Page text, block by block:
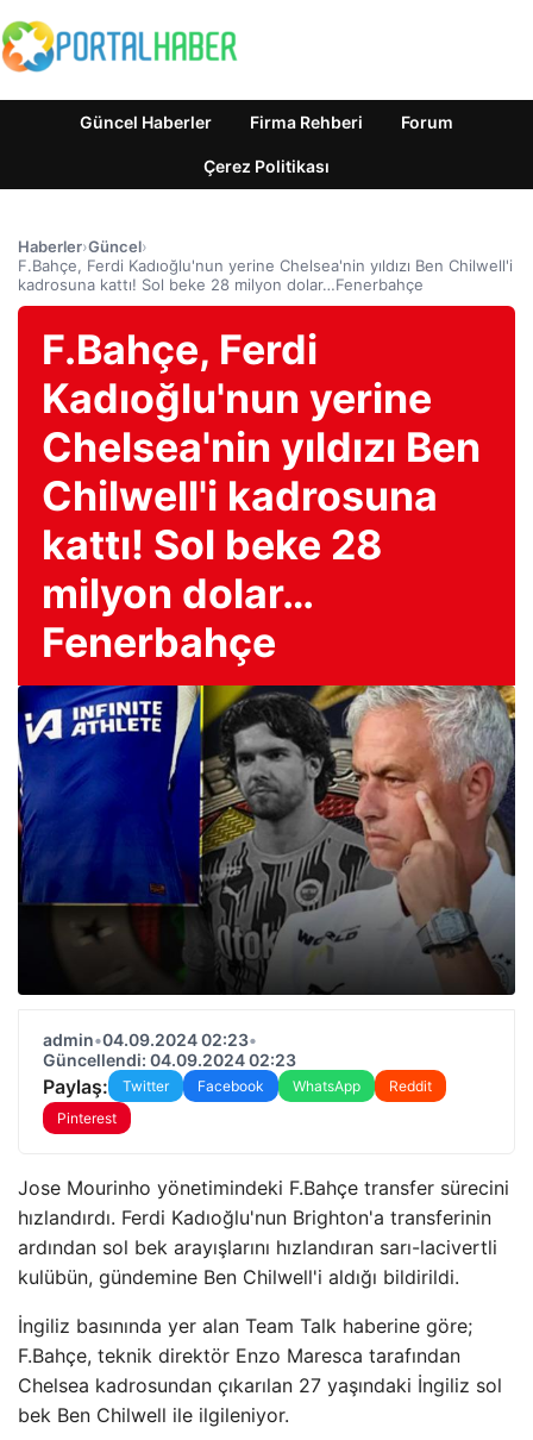
Güncel Haberler Firma Rehberi Forum
Çerez Politikası
Haberler›Güncel›
F.Bahçe, Ferdi Kadıoğlu'nun yerine Chelsea'nin yıldızı Ben Chilwell'i
kadrosuna kattı! Sol beke 28 milyon dolar…Fenerbahçe
F.Bahçe, Ferdi
Kadıoğlu'nun yerine
Chelsea'nin yıldızı Ben
Chilwell'i kadrosuna
kattı! Sol beke 28
milyon dolar…
Fenerbahçe
admin•04.09.2024 02:23•
Güncellendi: 04.09.2024 02:23
Paylaş: Twitter Facebook WhatsApp
Reddit
Pinterest
Jose Mourinho yönetimindeki F.Bahçe transfer sürecini
hızlandırdı. Ferdi Kadıoğlu'nun Brighton'a transferinin
ardından sol bek arayışlarını hızlandıran sarı-lacivertli
kulübün, gündemine Ben Chilwell'i aldığı bildirildi.
İngiliz basınında yer alan Team Talk haberine göre;
F.Bahçe, teknik direktör Enzo Maresca tarafından
Chelsea kadrosundan çıkarılan 27 yaşındaki İngiliz sol
bek Ben Chilwell ile ilgileniyor.